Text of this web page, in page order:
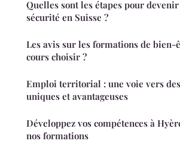
Quelles sont les étapes pour
sécurité en Suisse ?
Les avis sur les formations de bien-
cours choisir ?
Emploi territorial : une voie vers
uniques et avantageuses
Développez vos compétences à
nos formations